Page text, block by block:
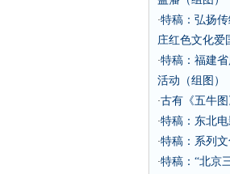
·特稿：弘扬
庄红色文化爱
·特稿：福建
活动（组图）
·古有《五牛
·特稿：东北
·特稿：系列
·特稿：“北京